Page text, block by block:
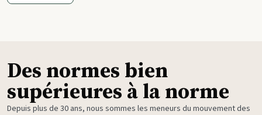
Des normes bien
supérieures à la norme
Depuis plus de 30 ans, nous sommes les meneurs du mouvement des